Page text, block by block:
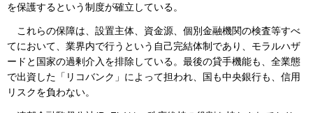
を保護するという制度が確立している。
これらの保障は、設置主体、資金源、個別金融機関の検査等すべ
てにおいて、業界内で行うという自己完結体制であり、モラルハザ
ードと国家の過剰介入を排除している。最後の貸手機能も、全業態
で出資した「リコバンク」によって担われ、国も中央銀行も、信用
リスクを負わない。